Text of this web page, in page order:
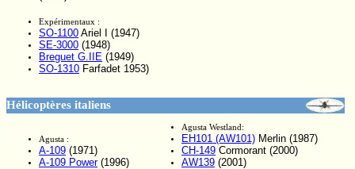
Expérimentaux :
SO-1100 Ariel I (1947)
SE-3000 (1948)
Breguet G.IIE (1949)
SO-1310 Farfadet 1953)
Hélicoptères italiens
Agusta :
A-109 (1971)
A-109 Power(1996)
Agusta Westland:
EH101 (AW101) Merlin (1987)
CH-149 Cormorant (2000)
AW139 (2001)